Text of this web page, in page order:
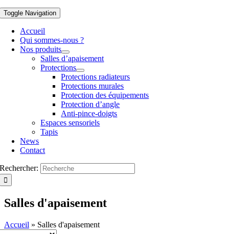
Toggle Navigation
Accueil
Qui sommes-nous ?
Nos produits
Salles d’apaisement
Protections
Protections radiateurs
Protections murales
Protection des équipements
Protection d’angle
Anti-pince-doigts
Espaces sensoriels
Tapis
News
Contact
Rechercher:
Salles d'apaisement
Accueil » Salles d'apaisement